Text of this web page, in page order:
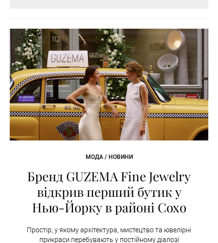
МОДА / НОВИНИ
Бренд GUZEMA Fine Jewelry
відкрив перший бутик у
Нью-Йорку в районі Сохо
Простір, у якому архітектура, мистецтво та ювелірні
прикраси перебувають у постійному діалозі